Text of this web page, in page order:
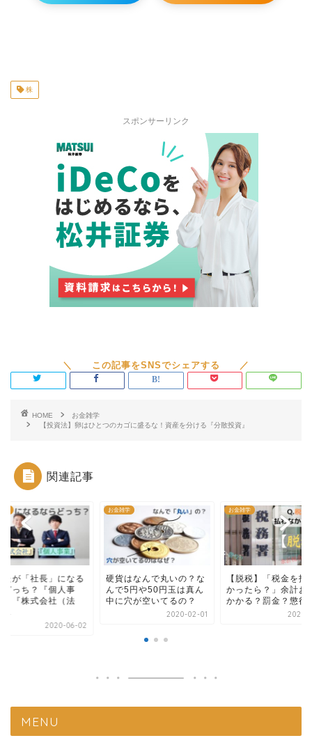
株
スポンサーリンク
HOME
お金雑学
【投資法】卵はひとつのカゴに盛るな！資産を分ける『分散投資』
関連記事
たが「社長」になる
どっち？『個人事
と『株式会社（法
...
2020-06-02
お金雑学
硬貨はなんで丸いの？な
んで5円や50円玉は真ん
中に穴が空いてるの？
2020-02-01
お金雑学
【脱税】「税金を払
かったら？」余計お
かかる？罰金？懲役
2020-
MENU